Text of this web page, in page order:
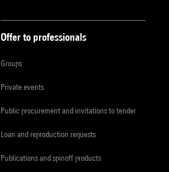
Offer to professionals
Groups
Private events
Public procurement and invitations to tender
Loan and reproduction requests
Publications and spinoff products